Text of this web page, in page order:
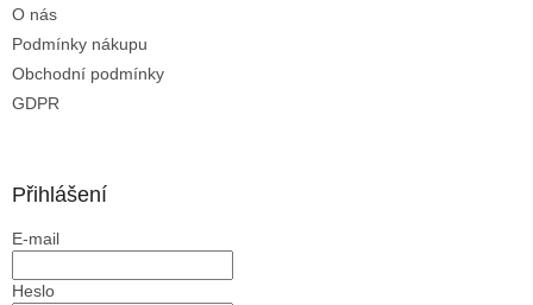
O nás
Podmínky nákupu
Obchodní podmínky
GDPR
Přihlášení
E-mail
Heslo